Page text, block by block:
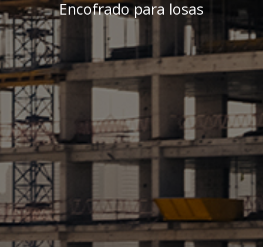
Encofrado para losas